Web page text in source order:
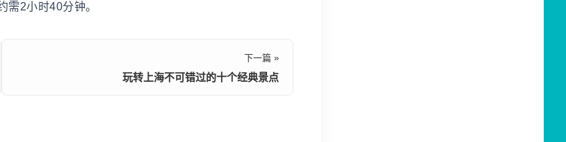
需2小时40分钟。
下一篇 »
玩转上海不可错过的十个经典景点